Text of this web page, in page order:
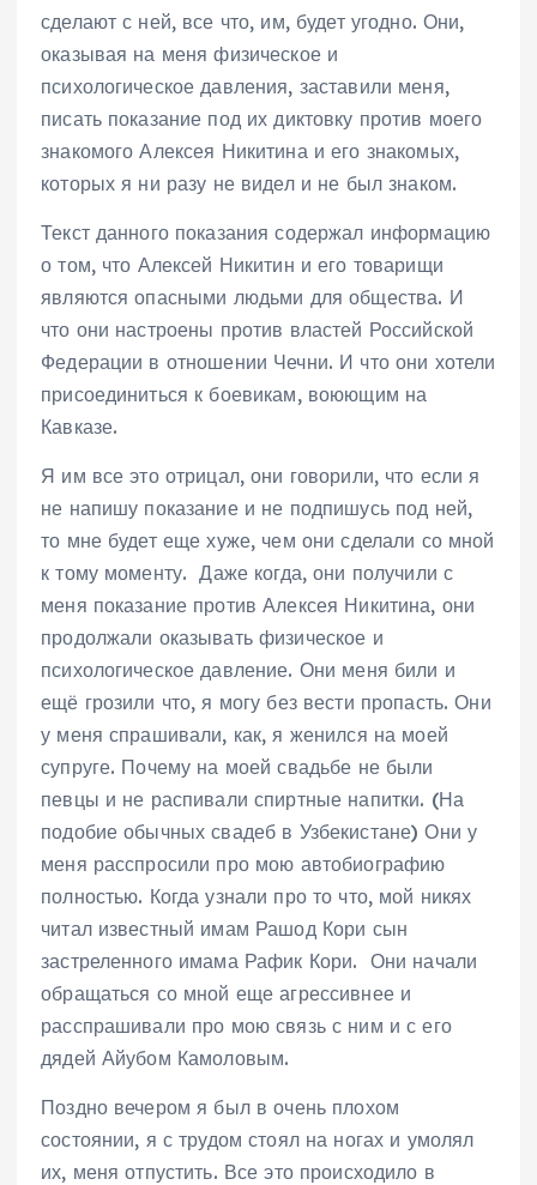
сделают с ней, все что, им, будет угодно. Они,
оказывая на меня физическое и
психологическое давления, заставили меня,
писать показание под их диктовку против моего
знакомого Алексея Никитина и его знакомых,
которых я ни разу не видел и не был знаком.
Текст данного показания содержал информацию
о том, что Алексей Никитин и его товарищи
являются опасными людьми для общества. И
что они настроены против властей Российской
Федерации в отношении Чечни. И что они хотели
присоединиться к боевикам, воюющим на
Кавказе.
Я им все это отрицал, они говорили, что если я
не напишу показание и не подпишусь под ней,
то мне будет еще хуже, чем они сделали со мной
к тому моменту. Даже когда, они получили с
меня показание против Алексея Никитина, они
продолжали оказывать физическое и
психологическое давление. Они меня били и
ещё грозили что, я могу без вести пропасть. Они
у меня спрашивали, как, я женился на моей
супруге. Почему на моей свадьбе не были
певцы и не распивали спиртные напитки. (На
подобие обычных свадеб в Узбекистане) Они у
меня расспросили про мою автобиографию
полностью. Когда узнали про то что, мой никях
читал известный имам Рашод Кори сын
застреленного имама Рафик Кори. Они начали
обращаться со мной еще агрессивнее и
расспрашивали про мою связь с ним и с его
дядей Айубом Камоловым.
Поздно вечером я был в очень плохом
состоянии, я с трудом стоял на ногах и умолял
их, меня отпустить. Все это происходило в